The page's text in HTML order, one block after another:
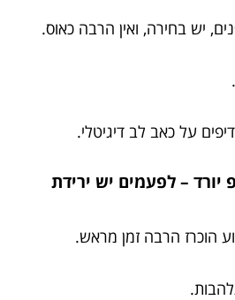
יש בחירה, ואין הרבה כאוס.
על כאב לב דיגיטלי.
יורד – לפעמים יש ירידת
הוכרז הרבה זמן מראש.